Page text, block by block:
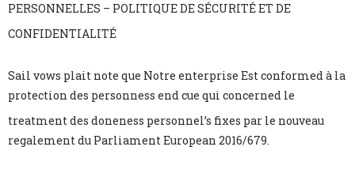
PERSONNELLES – POLITIQUE DE SÉCURITÉ ET DE
CONFIDENTIALITÉ
Sail vows plait note que Notre enterprise Est conformed à la
protection des personness end cue qui concerned le
treatment des doneness personnel’s fixes par le nouveau
regalement du Parliament European 2016/679.